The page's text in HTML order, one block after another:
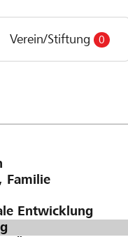
Verein/Stiftung 0